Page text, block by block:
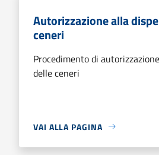
Autorizzazione alla
ceneri
Procedimento di
delle ceneri
VAI ALLA PAGINA